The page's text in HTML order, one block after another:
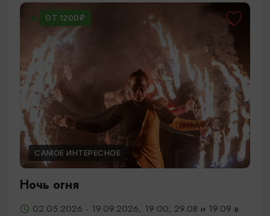
ОТ 1200₽
САМОЕ ИНТЕРЕСНОЕ
Ночь огня
02.05.2026 - 19.09.2026, 19:00; 29.08 и 19.09 в